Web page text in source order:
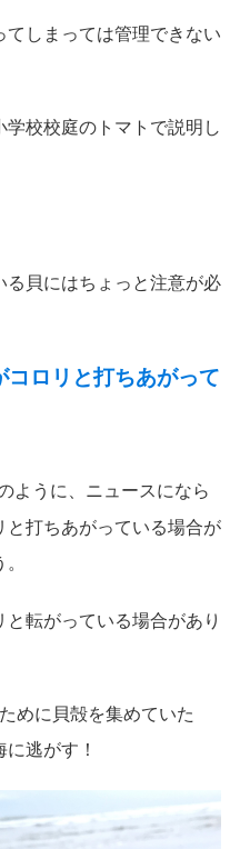
しまっては管理できない
校校庭のトマトで説明し
る貝にはちょっと注意が必
ロリと打ちあがって
ように、ニュースになら
と打ちあがっている場合が
転がっている場合があり
めに貝殻を集めていた
逃がす！